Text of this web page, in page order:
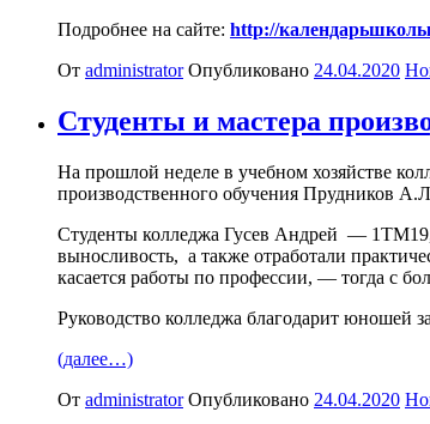
Подробнее на сайте: http://
От administrator Опубликовано 24.04.2020
Студенты и мастера
На прошлой неделе в учебном хозяйстве
производственного обучения Прудников
Студенты колледжа Гусев Андрей —
выносливость, а также отработали
касается работы по профессии, — тогда с
Руководство колледжа благодарит юношей
(далее…)
От administrator Опубликовано 24.04.2020